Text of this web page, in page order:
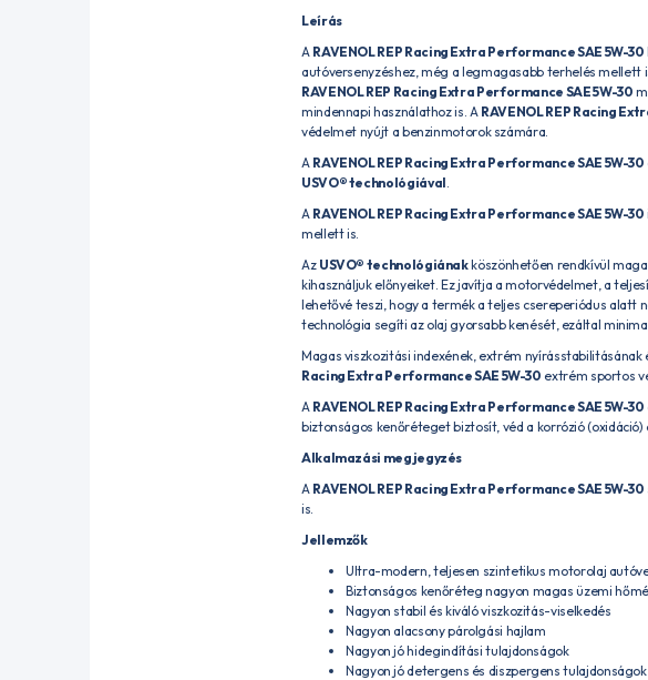
Leírás
A RAVENOL REP Racing Extra Performance SAE 5W-30
autóversenyzéshez, még a legmagasabb terhelés
RAVENOL REP Racing Extra Performance SAE 5W-30
mindennapi használathoz is. A RAVENOL REP Racing
védelmet nyújt a benzinmotorok számára.
A RAVENOL REP Racing Extra Performance SAE 5W-30
USVO® technológiával.
A RAVENOL REP Racing Extra Performance SAE 5W-30
mellett is.
Az USVO® technológiánakköszönhetően rendkívül
kihasználjuk előnyeiket. Ez javítja a motorvédelmet, a
lehetővé teszi, hogy a termék a teljes csereperiódus alatt
technológia segíti az olaj gyorsabb kenését, ezáltal
Magas viszkozitási indexének, extrém
Racing Extra Performance SAE 5W-30 extrém sportos
A RAVENOL REP Racing Extra Performance SAE 5W-30
biztonságos kenőréteget biztosít, véd a korrózió (oxidáció)
Alkalmazási megjegyzés
A RAVENOL REP Racing Extra Performance SAE 5W-30
is.
Jellemzők
Ultra-modern, teljesen szintetikus motorolaj
Biztonságos kenőréteg nagyon magas üzemi
Nagyon stabil és kiváló viszkozitás-viselkedés
Nagyon alacsony párolgási hajlam
Nagyon jó hidegindítási tulajdonságok
Nagyon jó detergens és diszpergens tulajdonságok